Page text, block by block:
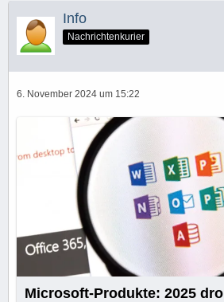
Info
Nachrichtenkurier
6. November 2024 um 15:22
Microsoft-Produkte: 2025